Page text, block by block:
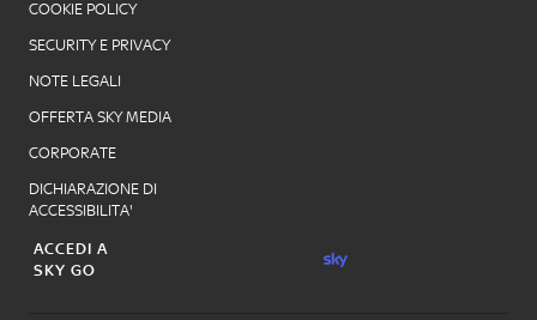
COOKIE POLICY
SECURITY E PRIVACY
NOTE LEGALI
OFFERTA SKY MEDIA
CORPORATE
DICHIARAZIONE DI
ACCESSIBILITA'
ACCEDI A
SKY GO